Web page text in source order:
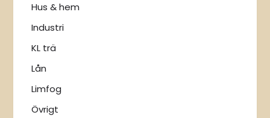
Hus & hem
Industri
KL trä
Lån
Limfog
Övrigt